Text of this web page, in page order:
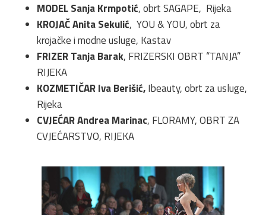
MODEL Sanja Krmpotić, obrt SAGAPE, Rijeka
KROJAČ Anita Sekulić, YOU & YOU, obrt za
krojačke i modne usluge, Kastav
FRIZER Tanja Barak, FRIZERSKI OBRT “TANJA”
RIJEKA
KOZMETIČAR Iva Berišić,Ibeauty, obrt za usluge,
Rijeka
CVJEĆAR Andrea Marinac, FLORAMY, OBRT ZA
CVJEĆARSTVO, RIJEKA